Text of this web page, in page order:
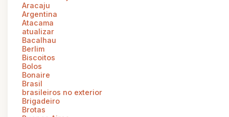
Aracaju
Argentina
Atacama
atualizar
Bacalhau
Berlim
Biscoitos
Bolos
Bonaire
Brasil
brasileiros no exterior
Brigadeiro
Brotas